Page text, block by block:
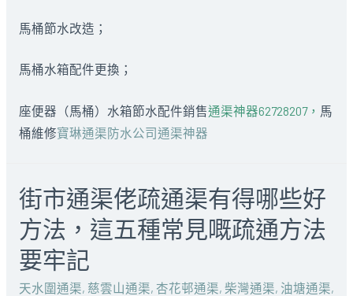
馬桶節水改造；
馬桶水箱配件更換；
座便器（馬桶）水箱節水配件銷售通渠神器62728207， 馬
桶維修寶琳通渠防水公司通渠神器
街市通渠佬疏通渠有得哪些好
方法，這五種常見嘅疏通方法
要牢記
天水圍通渠, 慈雲山通渠, 杏花邨通渠, 柴灣通渠, 油塘通渠,